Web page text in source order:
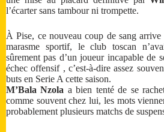
l’écarter sans tambour ni trompette.
À Pise, ce nouveau coup de sang
marasme sportif, le club toscan
sûrement pas d’un joueur incapable de
échec offensif , c’est-à-dire assez
buts en Serie A cette saison.
M’Bala Nzola a bien tenté de se
comme souvent chez lui, les mots
probablement plusieurs matchs de